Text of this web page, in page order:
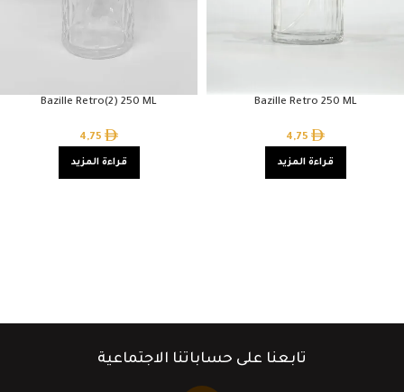
Bazille Retro 250 ML
4,75
قراءة المزيد
Bazille Retro(2) 250 ML
4,75
قراءة المزيد
تابعنا على حساباتنا الاجتماعية